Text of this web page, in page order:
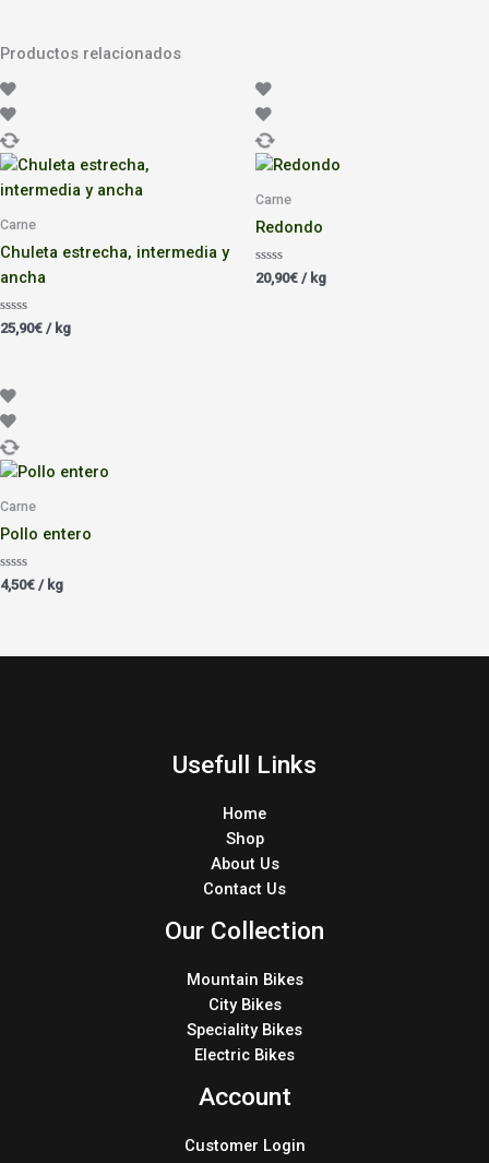
Productos relacionados
Carne
Chuleta estrecha, intermedia y
ancha
Valorado
con
25,90€ / kg
Carne
Redondo
Valorado
con
20,90€ / kg
Carne
Pollo entero
Valorado
con
4,50€ / kg
Usefull Links
Home
Shop
About Us
Contact Us
Our Collection
Mountain Bikes
City Bikes
Speciality Bikes
Electric Bikes
Account
Customer Login